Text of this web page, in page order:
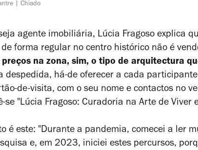
Chiado
agente imobiliária, Lúcia Fragoso explica
forma regular no centro histórico não é
preços na zona, sim, o tipo de arquitectura
despedida, há-de oferecer a cada
de-visita, com o seu nome e contactos no
se "Lúcia Fragoso: Curadoria na Arte de Viver
é este: "Durante a pandemia, comecei a ler
e, em 2023, iniciei estes percursos,